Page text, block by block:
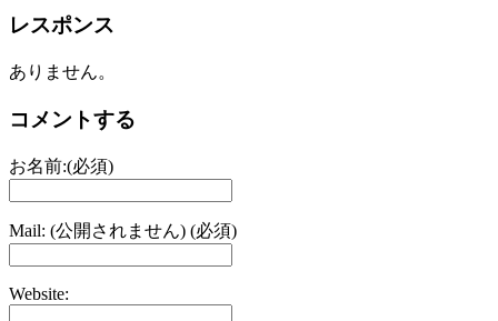
レスポンス
ありません。
コメントする
お名前:(必須)
Mail: (公開されません) (必須)
Website: